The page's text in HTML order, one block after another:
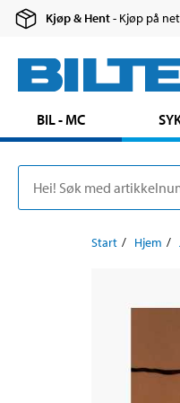
Kjøp & Hent- Kjøp på
BIL - MC
Start Hjem